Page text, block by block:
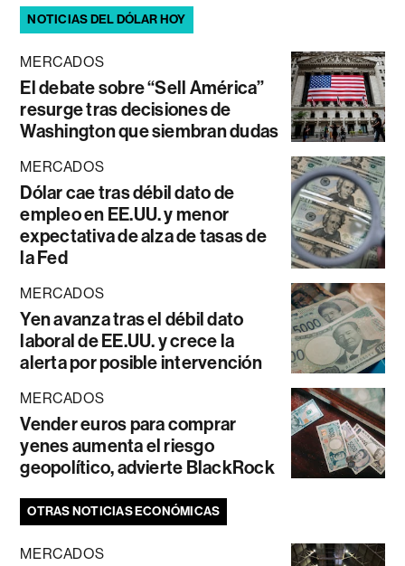
NOTICIAS DEL DÓLAR HOY
MERCADOS
El debate sobre “Sell América”
resurge tras decisiones de
Washington que siembran dudas
MERCADOS
Dólar cae tras débil dato de
empleo en EE.UU. y menor
expectativa de alza de tasas de
la Fed
MERCADOS
Yen avanza tras el débil dato
laboral de EE.UU. y crece la
alerta por posible intervención
MERCADOS
Vender euros para comprar
yenes aumenta el riesgo
geopolítico, advierte BlackRock
OTRAS NOTICIAS ECONÓMICAS
MERCADOS